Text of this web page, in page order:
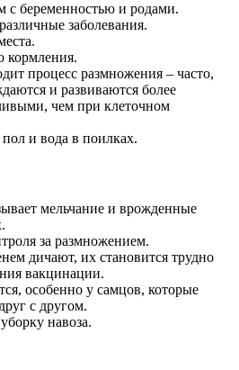
с беременностью и родами.
заболевания.
кормления.
процесс размножения – часто,
и развиваются более
чем при клеточном
и вода в поилках.
мельчание и врожденные
за размножением.
дичают, их становится трудно
вакцинации.
особенно у самцов, которые
с другом.
навоза.